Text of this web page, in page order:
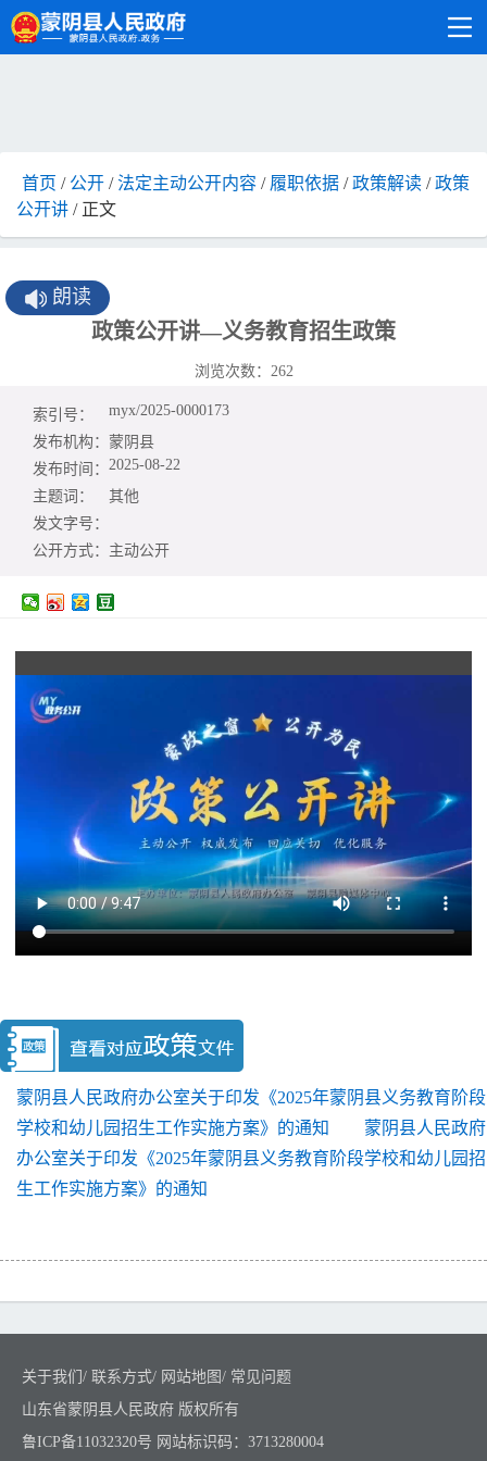
首页 / 公开 /法定主动公开内容 / 履职依据 /政策解读 /政策
公开讲 / 正文
朗读
政策公开讲—义务教育招生政策
浏览次数： 262
索引号：
myx/2025-0000173
发布机构： 蒙阴县
发布时间： 2025-08-22
主题词：
其他
发文字号：
公开方式： 主动公开
蒙阴县人民政府办公室关于印发《2025年蒙阴县义务教育阶段
学校和幼儿园招生工作实施方案》的通知
蒙阴县人民政府
办公室关于印发《2025年蒙阴县义务教育阶段学校和幼儿园招
生工作实施方案》的通知
关于我们 / 联系方式/ 网站地图/ 常见问题
山东省蒙阴县人民政府 版权所有
鲁ICP备11032320号 网站标识码：3713280004